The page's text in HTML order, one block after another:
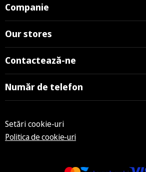
Companie
Our stores
Contactează-ne
Număr de telefon
Setări cookie-uri
Politica de cookie-uri